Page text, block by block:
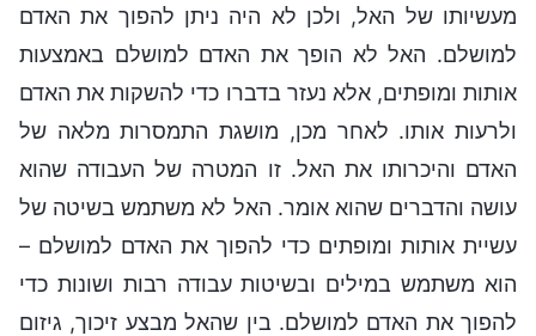
מעשיותו של האל, ולכן לא היה ניתן להפוך את האדם
למושלם. האל לא הופך את האדם למושלם באמצעות
אותות ומופתים, אלא נעזר בדברו כדי להשקות את האדם
ולרעות אותו. לאחר מכן, מושגת התמסרות מלאה של
האדם והיכרותו את האל. זו המטרה של העבודה שהוא
עושה והדברים שהוא אומר. האל לא משתמש בשיטה של
עשיית אותות ומופתים כדי להפוך את האדם למושלם –
הוא משתמש במילים ובשיטות עבודה רבות ושונות כדי
להפוך את האדם למושלם. בין שהאל מבצע זיכוך, גיזום